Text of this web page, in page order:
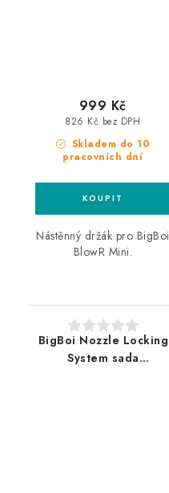
Skladem do 10
pracovních dní
826 Kč bez DPH
999 Kč
Nástěnný držák pro BigBoi
BlowR Mini.
BigBoi Nozzle Locking
System sada